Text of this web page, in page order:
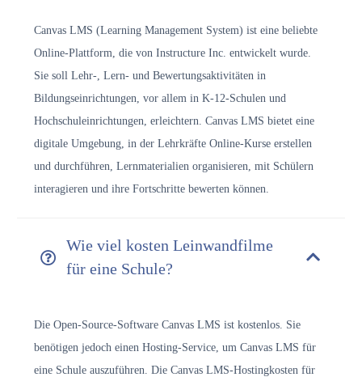
Canvas LMS (Learning Management System) ist eine beliebte
Online-Plattform, die von Instructure Inc. entwickelt wurde.
Sie soll Lehr-, Lern- und Bewertungsaktivitäten in
Bildungseinrichtungen, vor allem in K-12-Schulen und
Hochschuleinrichtungen, erleichtern. Canvas LMS bietet eine
digitale Umgebung, in der Lehrkräfte Online-Kurse erstellen
und durchführen, Lernmaterialien organisieren, mit Schülern
interagieren und ihre Fortschritte bewerten können.
Wie viel kosten Leinwandfilme
für eine Schule?
Die Open-Source-Software Canvas LMS ist kostenlos. Sie
benötigen jedoch einen Hosting-Service, um Canvas LMS für
eine Schule auszuführen. Die Canvas LMS-Hostingkosten für